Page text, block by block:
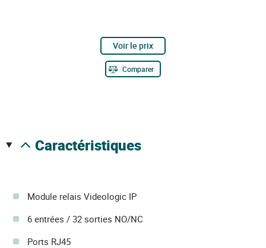
Voir le prix
Comparer
caractéristiques
Module relais Videologic IP
6 entrées / 32 sorties NO/NC
Ports RJ45